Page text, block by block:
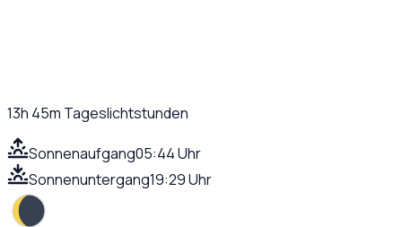
13h 45m Tageslichtstunden
Sonnenaufgang05:44 Uhr
Sonnenuntergang19:29 Uhr